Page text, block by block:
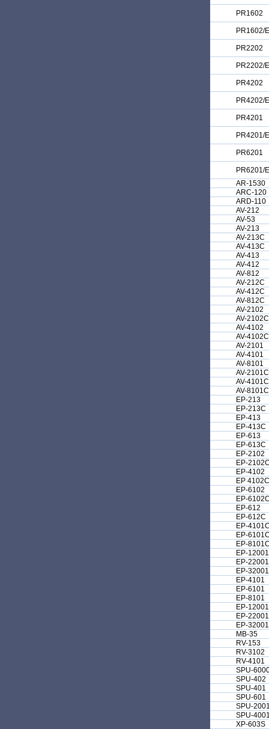
PR1602
PR1602/E
PR2202
PR2202/E
PR4202
PR4202/E
PR4201
PR4201/E
PR6201
PR6201/E
AR-1530
ARC-120
ARD-110
AV-212
AV-53
AV-213
AV-213C
AV-413C
AV-413
AV-412
AV-812
AV-212C
AV-412C
AV-812C
AV-2102
AV-2102C
AV-4102
AV-4102C
AV-2101
AV-4101
AV-8101
AV-2101C
AV-4101C
AV-8101C
EP-213
EP-213C
EP-413
EP-413C
EP-613
EP-613C
EP-2102
EP-
EP-4102
EP 4102C
EP-6102
EP-
EP-612
EP-612C
EP-
EP-
EP-
EP-
EP-
EP-
EP-4101
EP-6101
EP-8101
EP-12001
EP-22001
EP-32001
МВ-35
RV-153
RV-3102
RV-4101
SPU-
SPU-402
SPU-401
SPU-601
SPU-
SPU-
XP-603S